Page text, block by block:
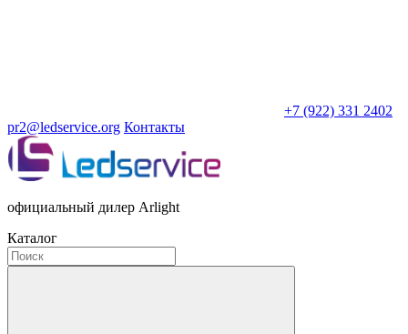
+7 (922) 331 2402
pr2@ledservice.org Контакты
официальный дилер Arlight
Каталог